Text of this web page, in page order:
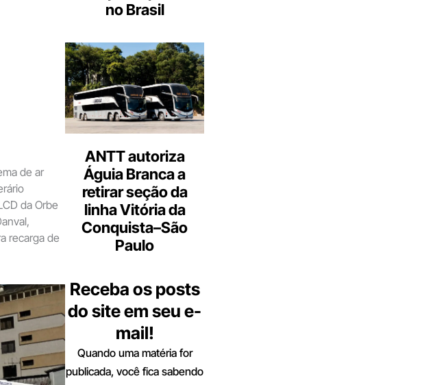
de ar
da Orbe
recarga de
no Brasil
ANTT autoriza
Águia Branca a
retirar seção da
linha Vitória da
Conquista–São
Paulo
Receba os posts
do site em seu e-
mail!
Quando uma matéria for
publicada, você fica sabendo